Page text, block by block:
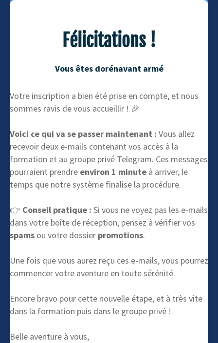
Félicitations !
Vous êtes dorénavant armé
Votre inscription a bien été prise en compte, et nous
sommes ravis de vous accueillir ! 🎉
Voici ce qui va se passer maintenant : Vous allez
recevoir deux e-mails contenant vos accès à la
formation et au groupe privé Telegram. Ces messages
pourraient prendre environ 1 minute à arriver, le
temps que notre système finalise la procédure.
👉 Conseil pratique : Si vous ne voyez pas les e-mails
dans votre boîte de réception, pensez à vérifier vos
spams ou votre dossier promotions.
Une fois que vous aurez reçu ces e-mails, vous pourrez
commencer votre aventure en toute sérénité.
Encore bravo pour cette nouvelle étape, et à très vite
dans la formation puis dans le groupe privé !
Belle aventure à vous,